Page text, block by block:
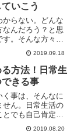
いこう
らない。どんな
んだろう？と思
。そんな方々
いくことから始
2019.09.18
方法！日常生
きる事
く事は、そんなに
せん。日常生活の
でも自己肯定感
るようになりま
2019.08.20